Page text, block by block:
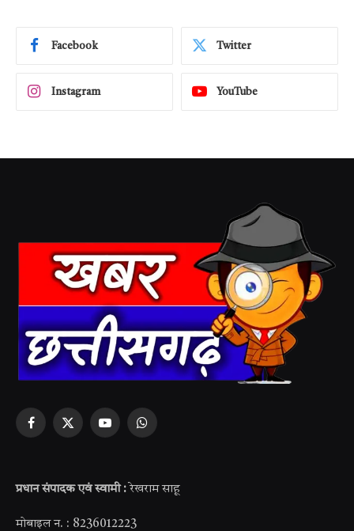
Facebook Twitter
Instagram YouTube
Facebook
X
YouTubeWhatsApp
प्रधान संपादक एवं स्वामी : रेखराम साहू
मोबाइल न. : 8236012223